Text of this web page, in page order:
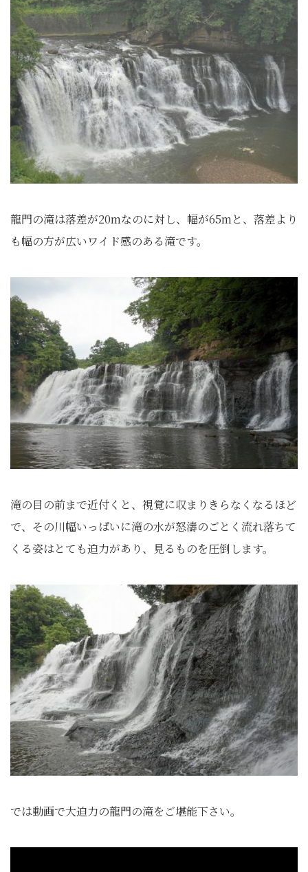
龍門の滝は落差が20mなのに対し、幅が65mと、落差より
も幅の方が広いワイド感のある滝です。
滝の目の前まで近付くと、視覚に収まりきらなくなるほど
で、その川幅いっぱいに滝の水が怒濤のごとく流れ落ちて
くる姿はとても迫力があり、見るものを圧倒します。
では動画で大迫力の龍門の滝をご堪能下さい。